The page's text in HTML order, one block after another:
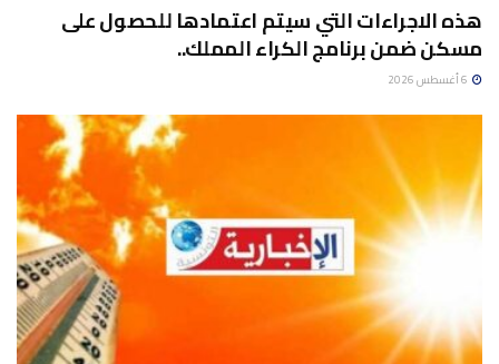
هذه الاجراءات التي سيتم اعتمادها للحصول على
مسكن ضمن برنامج الكراء المملك..